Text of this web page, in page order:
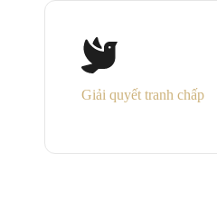
Giải quyết tranh chấp